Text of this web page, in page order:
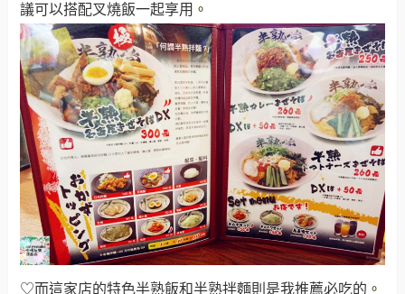
議可以搭配叉燒飯一起享用 。
♡而這家店的特色半熟飯和半熟拌麵則是我推薦必吃的 。